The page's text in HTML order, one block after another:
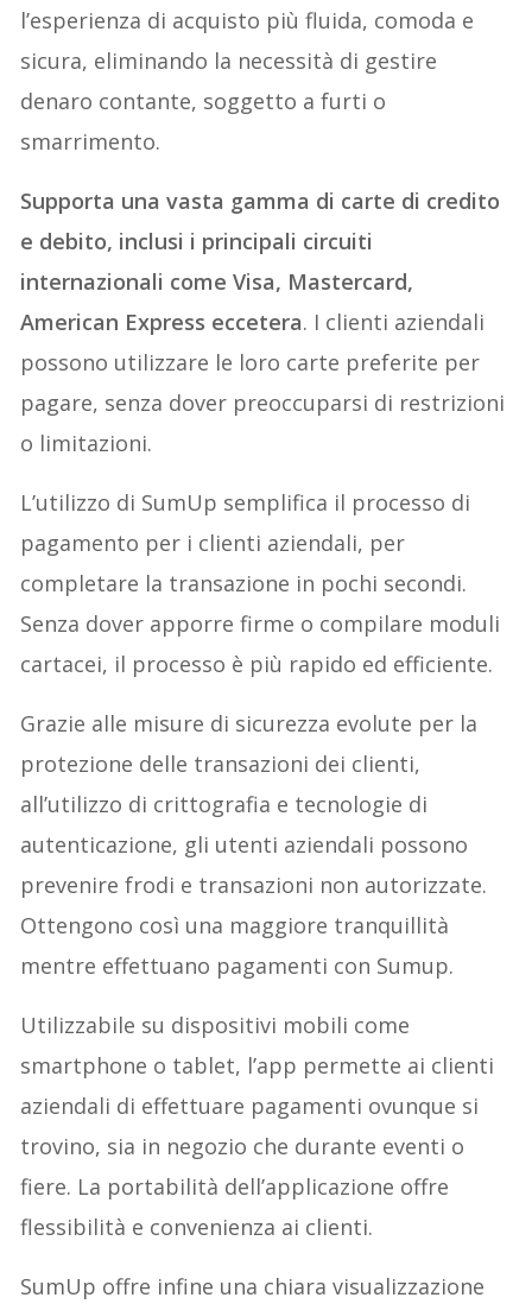
l’esperienza di acquisto più fluida, comoda e
sicura, eliminando la necessità di gestire
denaro contante, soggetto a furti o
smarrimento.
Supporta una vasta gamma di carte di credito
e debito, inclusi i principali circuiti
internazionali come Visa, Mastercard,
American Express eccetera. I clienti aziendali
possono utilizzare le loro carte preferite per
pagare, senza dover preoccuparsi di restrizioni
o limitazioni.
L’utilizzo di SumUp semplifica il processo di
pagamento per i clienti aziendali, per
completare la transazione in pochi secondi.
Senza dover apporre firme o compilare moduli
cartacei, il processo è più rapido ed efficiente.
Grazie alle misure di sicurezza evolute per la
protezione delle transazioni dei clienti,
all’utilizzo di crittografia e tecnologie di
autenticazione, gli utenti aziendali possono
prevenire frodi e transazioni non autorizzate.
Ottengono così una maggiore tranquillità
mentre effettuano pagamenti con Sumup.
Utilizzabile su dispositivi mobili come
smartphone o tablet, l’app permette ai clienti
aziendali di effettuare pagamenti ovunque si
trovino, sia in negozio che durante eventi o
fiere. La portabilità dell’applicazione offre
flessibilità e convenienza ai clienti.
SumUp offre infine una chiara visualizzazione